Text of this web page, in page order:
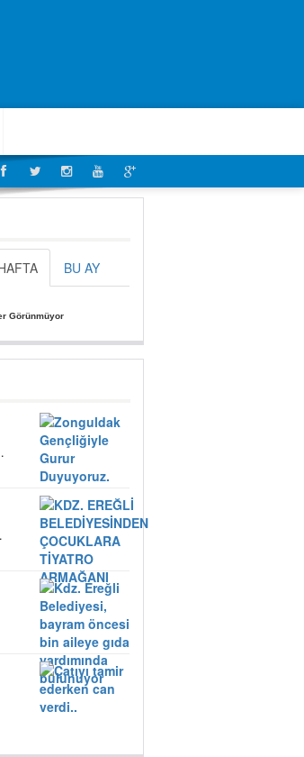
BU AY
Görünmüyor